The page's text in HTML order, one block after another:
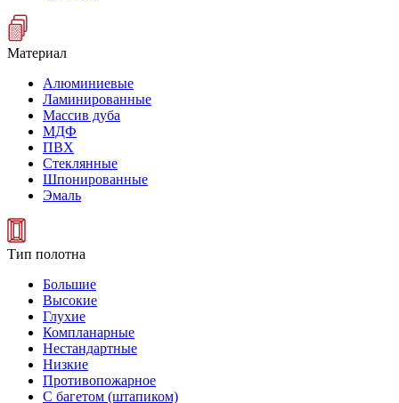
Материал
Алюминиевые
Ламинированные
Массив дуба
МДФ
ПВХ
Стеклянные
Шпонированные
Эмаль
Тип полотна
Большие
Высокие
Глухие
Компланарные
Нестандартные
Низкие
Противопожарное
С багетом (штапиком)